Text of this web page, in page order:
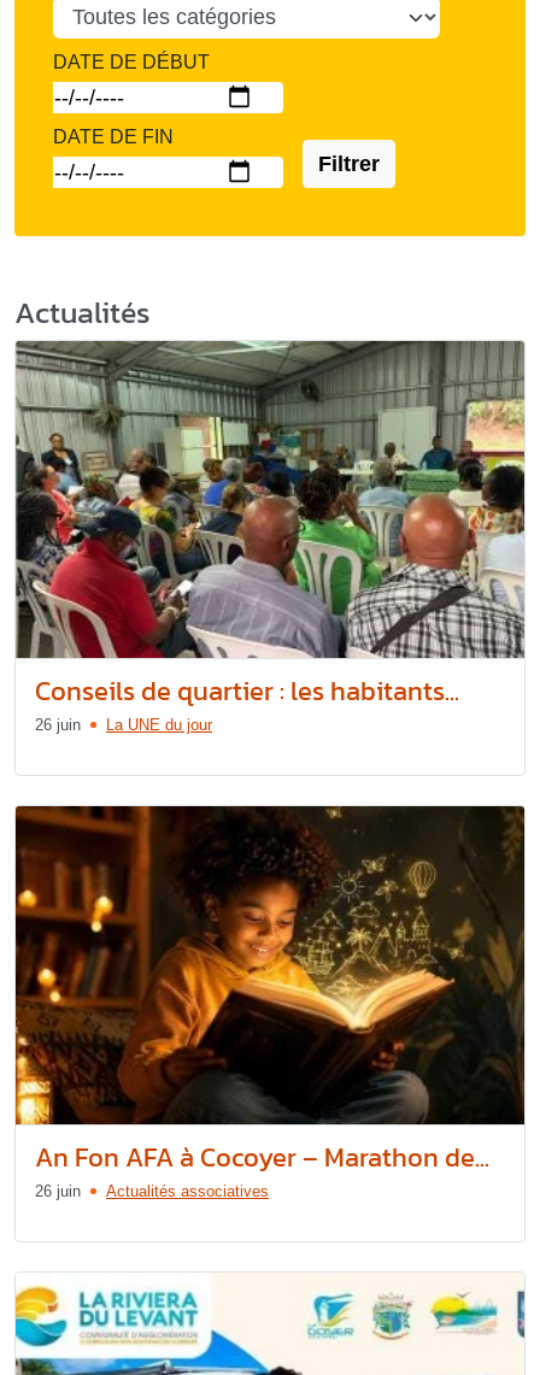
DATE DE DÉBUT
DATE DE FIN
Filtrer
Actualités
Conseils de quartier : les habitants...
26 juin La UNE du jour
An Fon AFA à Cocoyer – Marathon de...
26 juin Actualités associatives